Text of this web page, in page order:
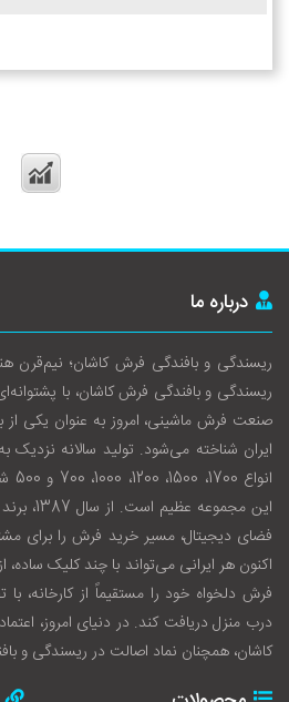
درباره ما
ریسندگی و بافندگی فرش کاشان؛ نیم‌قرن
ریسندگی و بافندگی فرش کاشان، با
صنعت فرش ماشینی، امروز به عنوان یکی از
ایران شناخته می‌شود. تولید سالانه
این
فضای دیجیتال، مسیر خرید فرش را برای
اکنون هر ایرانی می‌تواند با چند کلیک
فرش دلخواه خود را مستقیماً از کارخانه،
درب منزل دریافت کند. در دنیای امروز،
کاشان، همچنان نماد اصالت در ریسندگی و